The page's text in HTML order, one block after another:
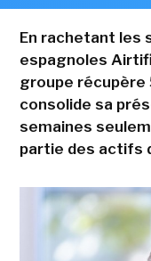
En rachetant les
espagnoles
groupe
consolide sa
semaines
partie des actifs